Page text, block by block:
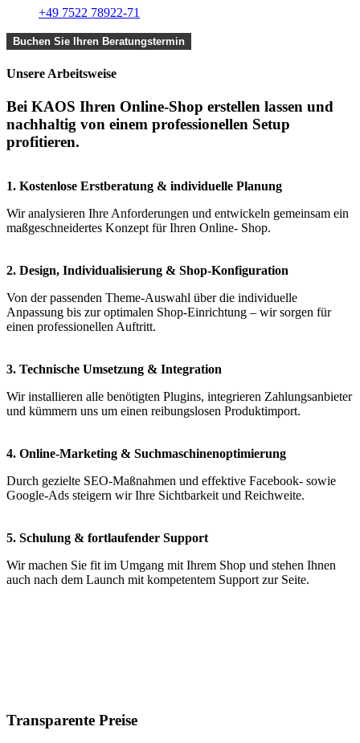
+49 7522 78922-71
Buchen Sie Ihren Beratungstermin
Unsere Arbeitsweise
Bei KAOS Ihren Online-Shop erstellen lassen und
nachhaltig von einem professionellen Setup
profitieren.
1. Kostenlose Erstberatung & individuelle Planung
Wir analysieren Ihre Anforderungen und entwickeln gemeinsam ein
maßgeschneidertes Konzept für Ihren Online- Shop.
2. Design, Individualisierung & Shop-Konfiguration
Von der passenden Theme-Auswahl über die individuelle
Anpassung bis zur optimalen Shop-Einrichtung – wir sorgen für
einen professionellen Auftritt.
3. Technische Umsetzung & Integration
Wir installieren alle benötigten Plugins, integrieren Zahlungsanbieter
und kümmern uns um einen reibungslosen Produktimport.
4. Online-Marketing & Suchmaschinenoptimierung
Durch gezielte SEO-Maßnahmen und effektive Facebook- sowie
Google-Ads steigern wir Ihre Sichtbarkeit und Reichweite.
5. Schulung & fortlaufender Support
Wir machen Sie fit im Umgang mit Ihrem Shop und stehen Ihnen
auch nach dem Launch mit kompetentem Support zur Seite.
Transparente Preise